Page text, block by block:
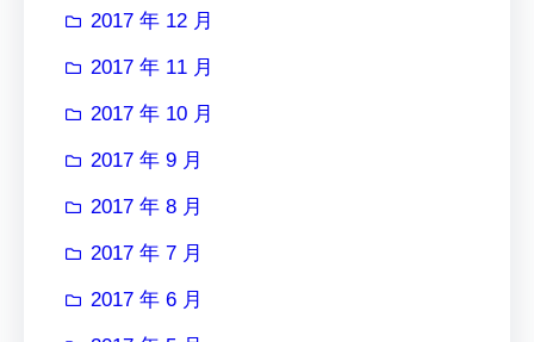
2017 年 12 月
2017 年 11 月
2017 年 10 月
2017 年 9 月
2017 年 8 月
2017 年 7 月
2017 年 6 月